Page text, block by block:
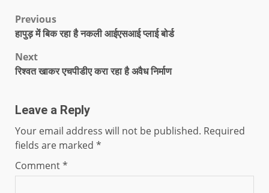
Previous
हापुड़ में बिक रहा है नकली आईएसआई प्लाई बोर्ड
Next
रिश्वत खाकर एचपीडीए करा रहा है अवैध निर्माण
Leave a Reply
Your email address will not be published. Required
fields are marked *
Comment*